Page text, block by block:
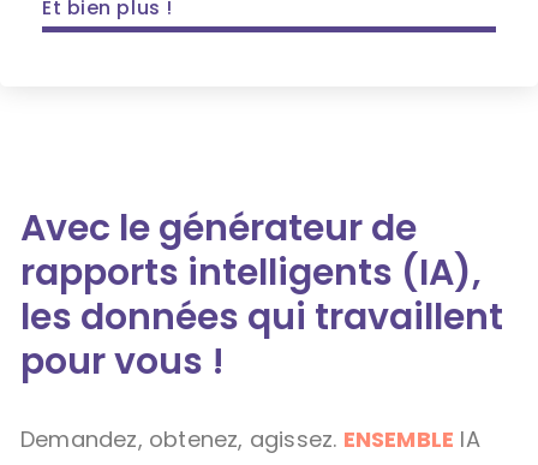
Et bien plus !
Avec le générateur de
rapports intelligents (IA),
les données qui travaillent
pour vous !
Demandez, obtenez, agissez. ENSEMBLE IA